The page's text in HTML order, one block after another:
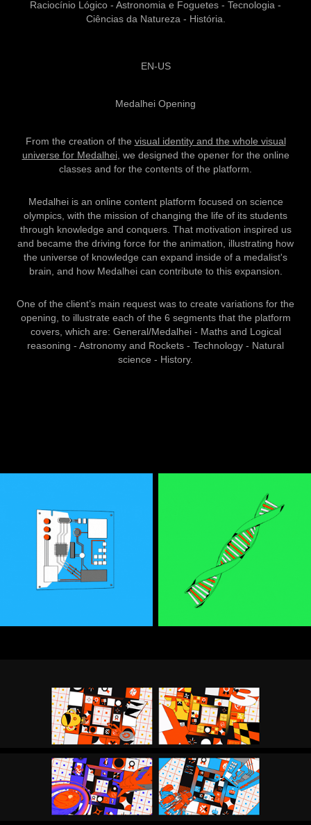
Raciocínio Lógico - Astronomia e Foguetes - Tecnologia -
Ciências da Natureza - História.
EN-US
Medalhei Opening
From the creation of the visual identity and the whole visual
universe for Medalhei, we designed the opener for the online
classes and for the contents of the platform.
Medalhei is an online content platform focused on science
olympics, with the mission of changing the life of its students
through knowledge and conquers. That motivation inspired us
and became the driving force for the animation, illustrating how
the universe of knowledge can expand inside of a medalist's
brain, and how Medalhei can contribute to this expansion.
One of the client’s main request was to create variations for the
opening, to illustrate each of the 6 segments that the platform
covers, which are: General/Medalhei - Maths and Logical
reasoning - Astronomy and Rockets - Technology - Natural
science - History.